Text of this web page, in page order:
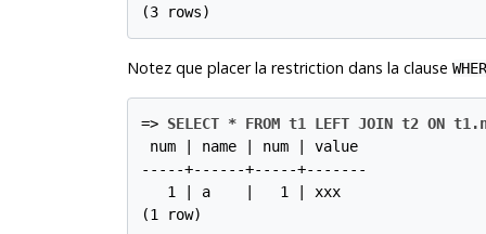
(3 rows)
Notez que placer la restriction dans la clause
=> SELECT * FROM t1 LEFT JOIN t2 ON
num | name | num | value
-----+------+-----+-------
   1 | a    |   1 | xxx
(1 row)